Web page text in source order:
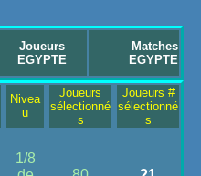
Joueurs
EGYPTE
Matches
EGYPTE
Nivea
u
Joueurs
sélectionné
s
Joueurs #
sélectionné
s
1/8